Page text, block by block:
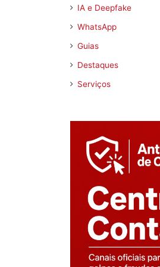
IA e Deepfake
WhatsApp
Guias
Destaques
Serviços